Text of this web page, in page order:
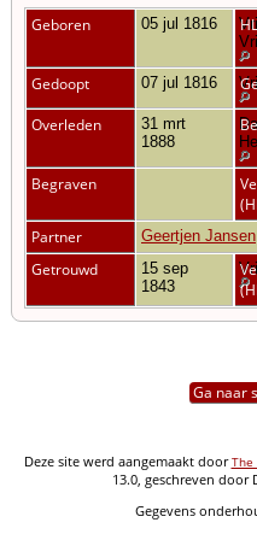
Geboren 05 jul 1816
Gedoopt 07 jul 1816
Overleden
31 mrt
1888
Begraven
Partner
Geertjen Jansen
Getrouwd
15 sep
1843
Ga naar
Deze site werd aangemaakt doorThe
13.0, geschreven door
Gegevens